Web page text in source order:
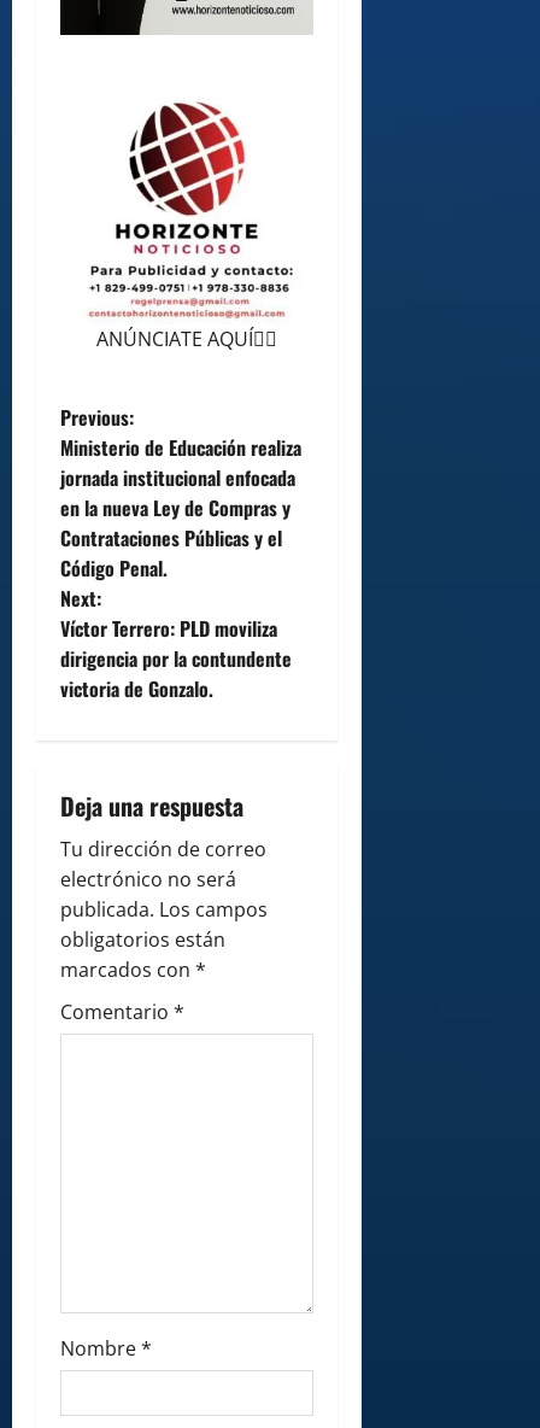
ANÚNCIATE AQUÍ👆🏻
P
o
s
t
n
a
g
a
t
i
o
Previous:
Ministerio de Educación realiza
jornada institucional enfocada
en la nueva Ley de Compras y
Contrataciones Públicas y el
Código Penal.
Next:
Víctor Terrero: PLD moviliza
dirigencia por la contundente
victoria de Gonzalo.
Deja una respuesta
Tu dirección de correo
electrónico no será
publicada. Los campos
obligatorios están
marcados con *
Comentario *
Nombre*